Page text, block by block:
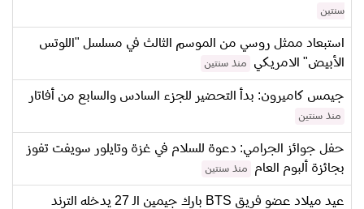
سنتين
استبعاد ممثل روسي من الموسم الثالث في مسلسل "اللوتس
الأبيض" الامريكي
منذ سنتين
جيمس كاميرون: بدأ التحضير للجزء السادس والسابع من أفاتار
منذ سنتين
حفل جوائز الجرامي: دعوة للسلام في غزة وتايلور سويفت تفوز
بجائزة ألبوم العام
منذ سنتين
عيد ميلاد عضو فريق BTS بارك جيمين الـ 27 يدخله الترند